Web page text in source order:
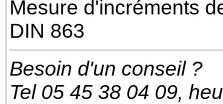
Mesure d'incréments
DIN 863
Besoin d'un conseil ?
Tel 05 45 38 04 09,